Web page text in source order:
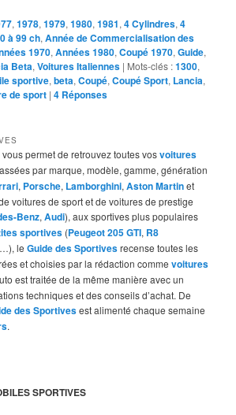
,1978,1979,1980,1981,4 Cylindres,4
à 99 ch,Année de Commercialisation des
1970,Années 1980,Coupé 1970,Guide,
Beta,Voitures Italiennes | Mots-clés :1300,
sportive,beta,Coupé,Coupé Sport, Lancia,
de sport |4 Réponses
vous permet de retrouvez toutes vosvoitures
par marque, modèle, gamme, génération
, Porsche, Lamborghini,Aston Martinet
voitures de sport et de voitures de prestige
Benz,Audi), aux sportives plus populaires
sportives (Peugeot 205 GTI, R8
…), leGuide des Sportivesrecense toutes les
et choisies par la rédaction commevoitures
est traitée de la même manière avec un
techniques et des conseils d’achat. De
des Sportivesest alimenté chaque semaine
.
SPORTIVES